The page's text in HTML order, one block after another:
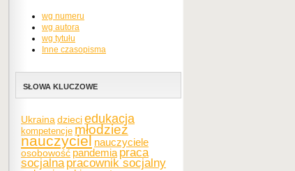
wg numeru
wg autora
wg tytułu
Inne czasopisma
SŁOWA KLUCZOWE
Ukraina dzieci edukacja
kompetencje młodzież
nauczyciel nauczyciele
osobowość pandemia praca
socjalna pracownik socjalny